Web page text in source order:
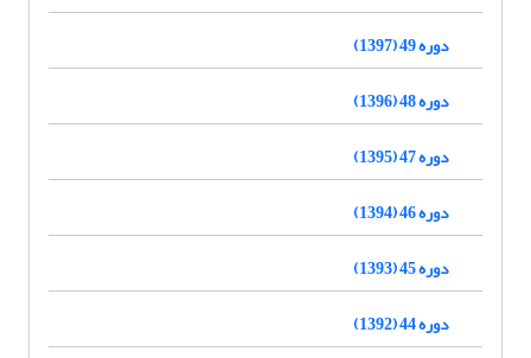
دوره 49 (1397)
دوره 48 (1396)
دوره 47 (1395)
دوره 46 (1394)
دوره 45 (1393)
دوره 44 (1392)